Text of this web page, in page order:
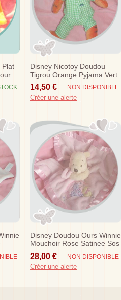
Plat
Disney Nicotoy Doudou
Tigrou Orange Pyjama Vert
Sos
14,50 € NON DISPONIBLE
Créer une alerte
Disney Doudou Ours Winnie
Mouchoir Rose Satinee Sos
28,00 € NON DISPONIBLE
Créer une alerte